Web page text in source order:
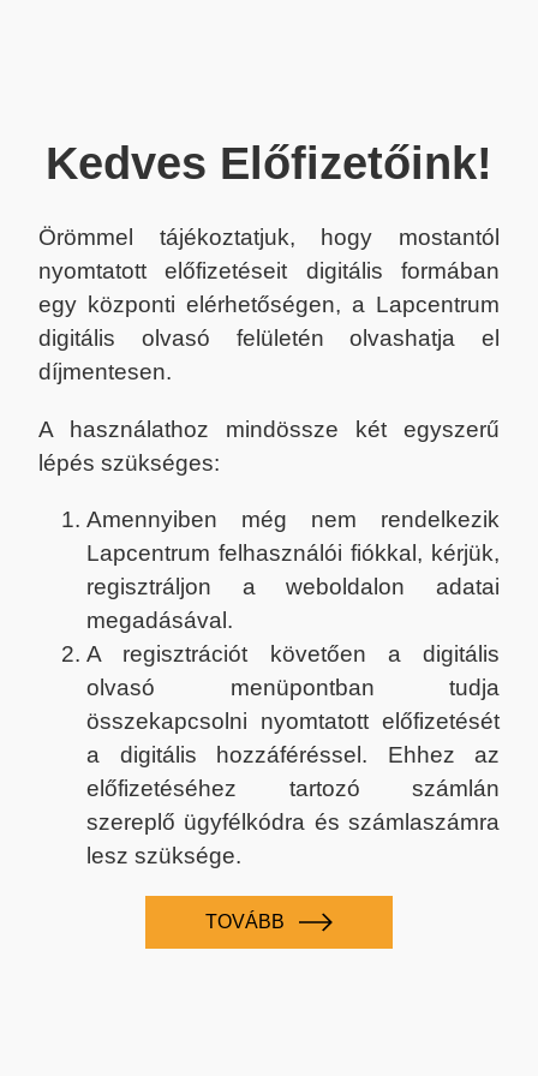
Kedves Előfizetőink!
Örömmel tájékoztatjuk, hogy mostantól
nyomtatott előfizetéseit digitális formában
egy központi elérhetőségen, a Lapcentrum
digitális olvasó felületén olvashatja el
díjmentesen.
A használathoz mindössze két egyszerű
lépés szükséges:
Amennyiben még nem rendelkezik
Lapcentrum felhasználói fiókkal, kérjük,
regisztráljon a weboldalon adatai
megadásával.
A regisztrációt követően a digitális
olvasó menüpontban tudja
összekapcsolni nyomtatott előfizetését
a digitális hozzáféréssel. Ehhez az
előfizetéséhez tartozó számlán
szereplő ügyfélkódra és számlaszámra
lesz szüksége.
TOVÁBB